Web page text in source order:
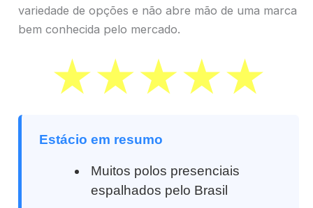
variedade de opções e não abre mão de uma marca
bem conhecida pelo mercado.
Estácio em resumo
Muitos polos presenciais
espalhados pelo Brasil